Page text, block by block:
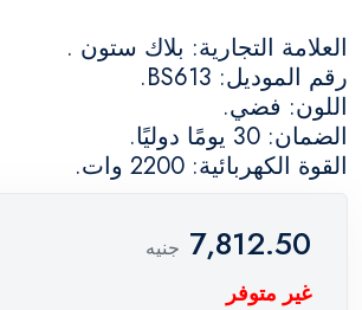
العلامة التجارية: بلاك ستون .
رقم الموديل: BS613.
اللون: فضي.
الضمان: 30 يومًا دوليًا.
القوة الكهربائية: 2200 وات.
7,812.50 جنيه
غير متوفر